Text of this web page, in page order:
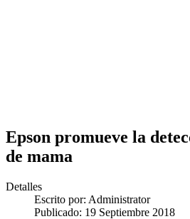
Epson promueve la
de mama
Detalles
Escrito por: Administrator
Publicado: 19 Septiembre 2018